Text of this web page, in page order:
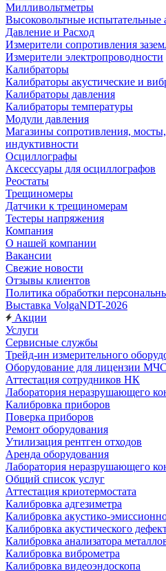
Милливольтметры
Высоковольтные испытательные
Давление и Расход
Измерители сопротивления
Измерители электропроводности
Калибраторы
Калибраторы акустические и
Калибраторы давления
Калибраторы температуры
Модули давления
Магазины сопротивления,
индуктивности
Осциллографы
Аксессуары для осциллографов
Реостаты
Трещиномеры
Датчики к трещиномерам
Тестеры напряжения
Компания
О нашей компании
Вакансии
Свежие новости
Отзывы клиентов
Политика обработки
Выставка VolgaNDT-2026
Акции
Услуги
Сервисные службы
Трейд-ин измерительного
Оборудование для лицензии МЧС
Аттестация сотрудников НК
Лаборатория неразрушающего
Калибровка приборов
Поверка приборов
Ремонт оборудования
Утилизация рентген отходов
Аренда оборудования
Лаборатория неразрушающего
Общий список услуг
Аттестация криотермостата
Калибровка адгезиметра
Калибровка акустико-
Калибровка акустического
Калибровка анализатора
Калибровка виброметра
Калибровка видеоэндоскопа